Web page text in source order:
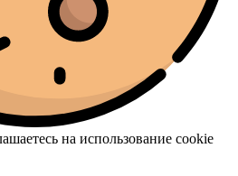
на использование cookie